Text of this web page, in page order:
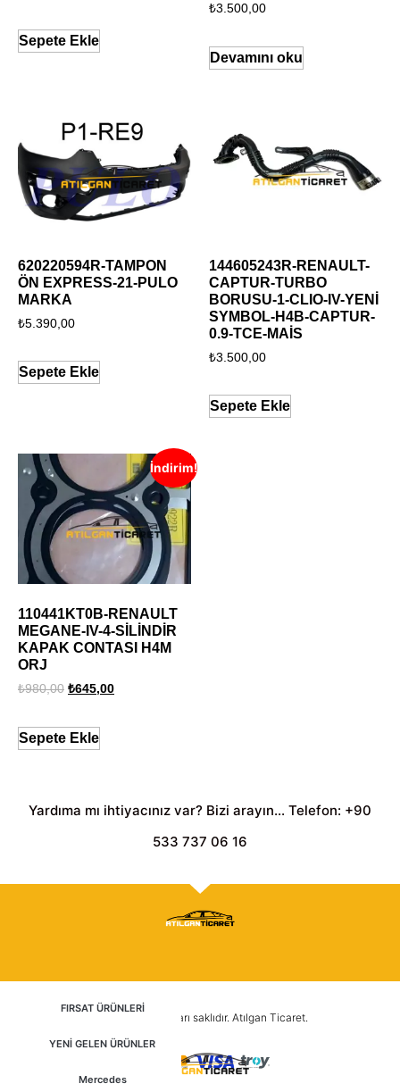
Sepete Ekle
₺3.500,00
Devamını oku
620220594R-TAMPON
ÖN EXPRESS-21-PULO
MARKA
₺5.390,00
Sepete Ekle
144605243R-RENAULT-
CAPTUR-TURBO
BORUSU-1-CLIO-IV-YENİ
SYMBOL-H4B-CAPTUR-
0.9-TCE-MAİS
₺3.500,00
Sepete Ekle
İndirim!
110441KT0B-RENAULT
MEGANE-IV-4-SİLİNDİR
KAPAK CONTASI H4M
ORJ
₺980,00 ₺645,00
Sepete Ekle
Yardıma mı ihtiyacınız var? Bizi arayın... Telefon: +90
533 737 06 16
FIRSAT ÜRÜNLERİ
YENİ GELEN ÜRÜNLER
Mercedes
2025 © Tüm hakları saklıdır. Atılgan Ticaret.